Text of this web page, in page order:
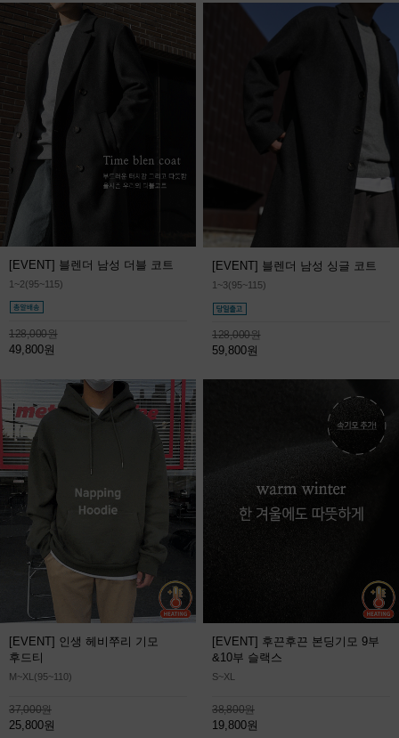
[EVENT] 블렌더 남성 더블 코트
1~2(95~115)
128,000원
49,800원
[EVENT] 블렌더 남성 싱글 코트
1~3(95~115)
128,000원
59,800원
[EVENT] 인생 헤비쭈리 기모
후드티
M~XL(95~110)
37,000원
25,800원
[EVENT] 후끈후끈 본딩기모 9부
&10부 슬랙스
S~XL
38,800원
19,800원